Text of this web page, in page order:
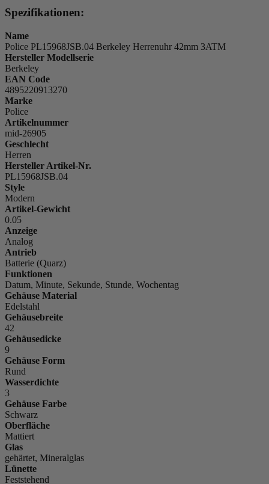
Spezifikationen:
Name
Police PL15968JSB.04 Berkeley Herrenuhr 42mm 3ATM
Hersteller Modellserie
Berkeley
EAN Code
4895220913270
Marke
Police
Artikelnummer
mid-26905
Geschlecht
Herren
Hersteller Artikel-Nr.
PL15968JSB.04
Style
Modern
Artikel-Gewicht
0.05
Anzeige
Analog
Antrieb
Batterie (Quarz)
Funktionen
Datum, Minute, Sekunde, Stunde, Wochentag
Gehäuse Material
Edelstahl
Gehäusebreite
42
Gehäusedicke
9
Gehäuse Form
Rund
Wasserdichte
3
Gehäuse Farbe
Schwarz
Oberfläche
Mattiert
Glas
gehärtet, Mineralglas
Lünette
Feststehend